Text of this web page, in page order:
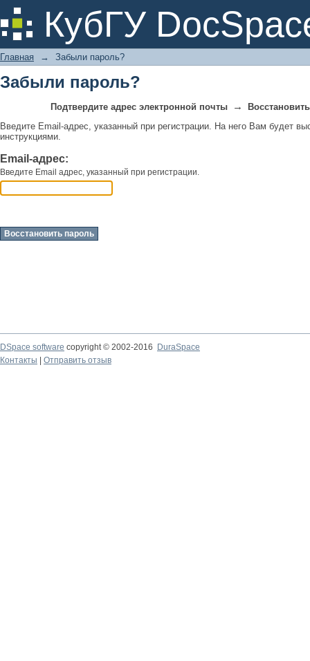
КубГУ
Забыли пароль?
Главная → Забыли пароль?
Забыли пароль?
Подтвердите адрес электронной почты →
Введите Email-адрес, указанный при регистрации. На него Вам будет
инструкциями.
Email-адрес:
Введите Email адрес, указанный при регистрации.
DSpace software copyright © 2002-2016
DuraSpace
Контакты
Отправить отзыв